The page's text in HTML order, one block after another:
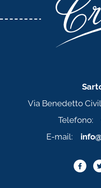
Via Benedetto
Telefono:
E-mail: